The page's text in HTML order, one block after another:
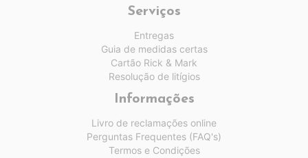
Serviços
Entregas
Guia de medidas certas
Cartão Rick & Mark
Resolução de litígios
Informações
Livro de reclamações online
Perguntas Frequentes (FAQ's)
Termos e Condições